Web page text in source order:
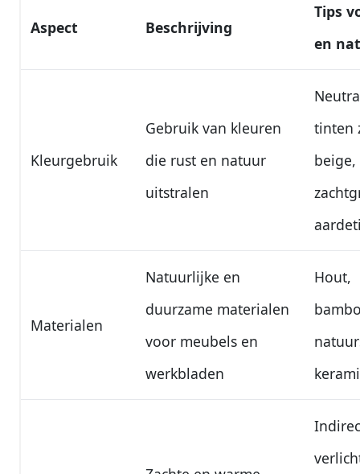
Aspect Beschrijving
Tips
en
Kleurgebruik
Gebruik van kleuren
die rust en natuur
uitstralen
tinten
beige,
Materialen
Natuurlijke en
duurzame materialen
voor meubels en
werkbladen
Hout,